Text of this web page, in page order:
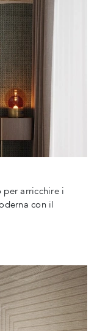
arricchire i
con il